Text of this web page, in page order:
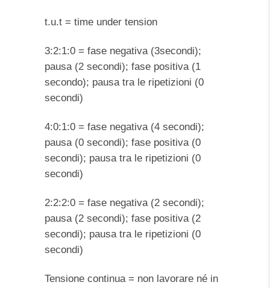
t.u.t = time under tension
3:2:1:0 = fase negativa (3secondi);
pausa (2 secondi); fase positiva (1
secondo); pausa tra le ripetizioni (0
secondi)
4:0:1:0 = fase negativa (4 secondi);
pausa (0 secondi); fase positiva (0
secondi); pausa tra le ripetizioni (0
secondi)
2:2:2:0 = fase negativa (2 secondi);
pausa (2 secondi); fase positiva (2
secondi); pausa tra le ripetizioni (0
secondi)
Tensione continua = non lavorare né in